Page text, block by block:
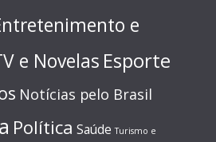
e
e Novelas Esporte
Notícias pelo Brasil
Política Saúde Turismo e